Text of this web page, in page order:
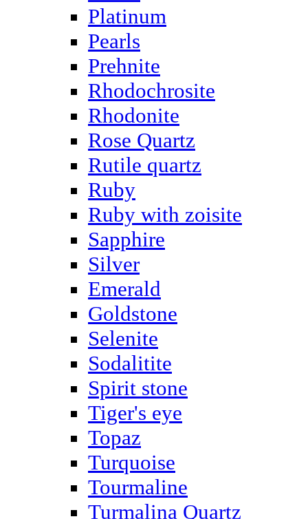
Platinum
Pearls
Prehnite
Rhodochrosite
Rhodonite
Rose Quartz
Rutile quartz
Ruby
Ruby with zoisite
Sapphire
Silver
Emerald
Goldstone
Selenite
Sodalitite
Spirit stone
Tiger's eye
Topaz
Turquoise
Tourmaline
Turmalina Quartz